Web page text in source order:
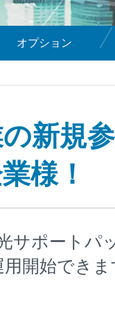
オプション
新規
様！
サポートパ
開始できま